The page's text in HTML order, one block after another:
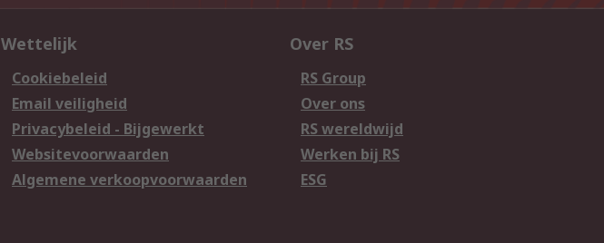
Wettelijk
Cookiebeleid
Email veiligheid
Privacybeleid - Bijgewerkt
Websitevoorwaarden
Algemene verkoopvoorwaarden
Over RS
RS Group
Over ons
RS wereldwijd
Werken bij RS
ESG